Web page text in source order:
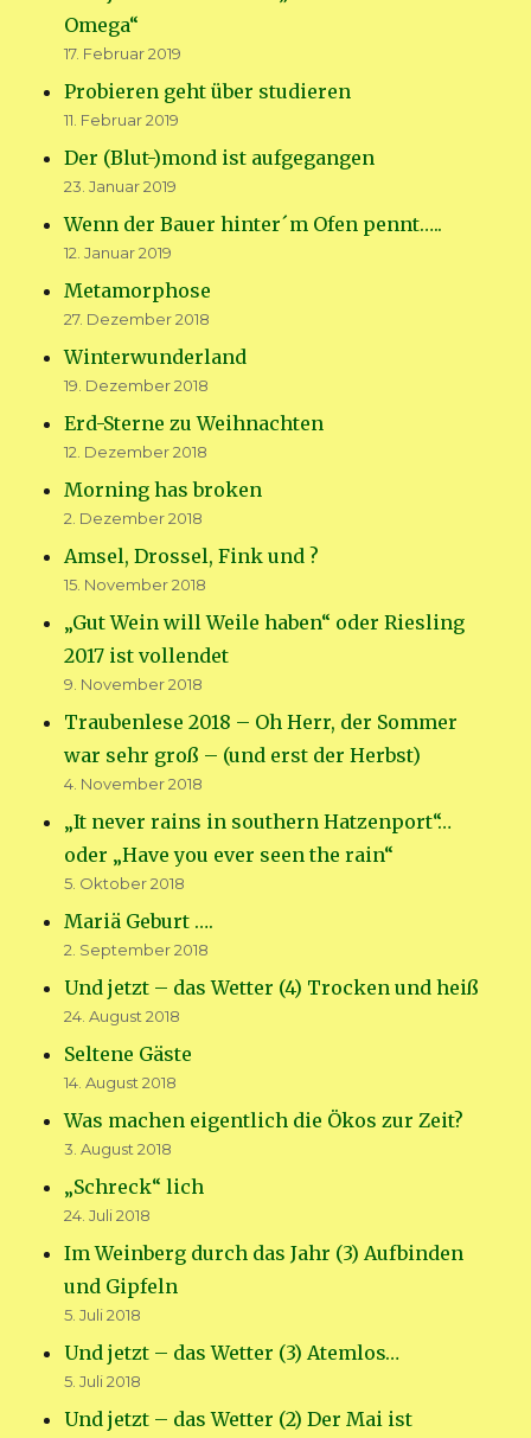
Omega“
17. Februar 2019
Probieren geht über studieren
11. Februar 2019
Der (Blut-)mond ist aufgegangen
23. Januar 2019
Wenn der Bauer hinter´m Ofen pennt…..
12. Januar 2019
Metamorphose
27. Dezember 2018
Winterwunderland
19. Dezember 2018
Erd-Sterne zu Weihnachten
12. Dezember 2018
Morning has broken
2. Dezember 2018
Amsel, Drossel, Fink und ?
15. November 2018
„Gut Wein will Weile haben“ oder Riesling
2017 ist vollendet
9. November 2018
Traubenlese 2018 – Oh Herr, der Sommer
war sehr groß – (und erst der Herbst)
4. November 2018
„It never rains in southern Hatzenport“…
oder „Have you ever seen the rain“
5. Oktober 2018
Mariä Geburt ….
2. September 2018
Und jetzt – das Wetter (4) Trocken und heiß
24. August 2018
Seltene Gäste
14. August 2018
Was machen eigentlich die Ökos zur Zeit?
3. August 2018
„Schreck“ lich
24. Juli 2018
Im Weinberg durch das Jahr (3) Aufbinden
und Gipfeln
5. Juli 2018
Und jetzt – das Wetter (3) Atemlos…
5. Juli 2018
Und jetzt – das Wetter (2) Der Mai ist